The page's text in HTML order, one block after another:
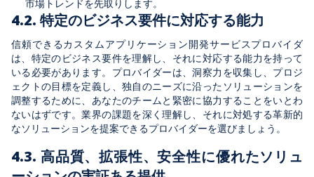
市場トレンドを先取りします。
4.2. 特定のビジネス要件に対応する能力
信頼できるカスタムアプリケーション開発サービスプロバイダ
は、特定のビジネス要件を理解し、それに対応する能力を持って
いる必要があります。プロバイダーは、洞察力を収集し、プロジ
ェクトの目標を定義し、独自のニーズに沿ったソリューションを
調整するために、あなたのチームと緊密に協力することをいとわ
ないはずです。業界の課題を深く理解し、それに対処する革新的
なソリューションを提案できるプロバイダーを選びましょう。
4.3. 高品質、拡張性、安全性に優れたソリュ